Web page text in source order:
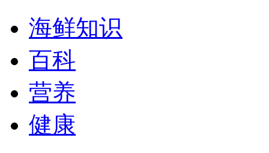
海鲜知识
百科
营养
健康